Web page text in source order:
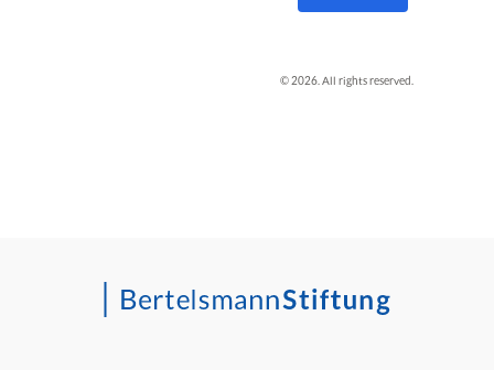
© 2026. All rights reserved.